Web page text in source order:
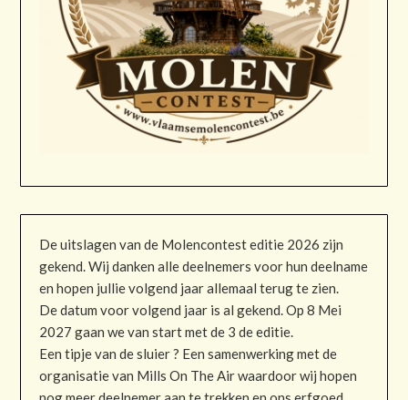
De uitslagen van de Molencontest editie 2026 zijn
gekend. Wij danken alle deelnemers voor hun deelname
en hopen jullie volgend jaar allemaal terug te zien.
De datum voor volgend jaar is al gekend. Op 8 Mei
2027 gaan we van start met de 3 de editie.
Een tipje van de sluier ? Een samenwerking met de
organisatie van Mills On The Air waardoor wij hopen